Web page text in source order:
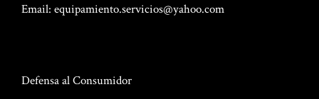
Email: equipamiento.servicios@yahoo.com
Defensa al Consumidor